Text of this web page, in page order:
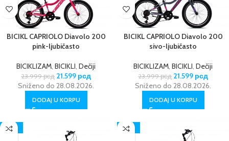
BICIKL CAPRIOLO Diavolo 200
pink-ljubičasto
BICIKLIZAM, BICIKLI, Dečiji
23.999рсд 21.599 рсд
Sniženo do 28.08.2026.
DODAJ U KORPU
BICIKL CAPRIOLO Diavolo 200
sivo-ljubičasto
BICIKLIZAM, BICIKLI, Dečiji
23.999рсд 21.599 рсд
Sniženo do 28.08.2026.
DODAJ U KORPU
-10% -10%